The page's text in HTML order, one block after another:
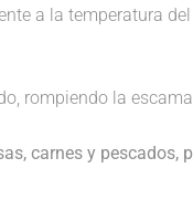
a la temperatura
rompiendo la
carnes y pescados,